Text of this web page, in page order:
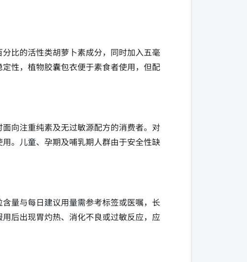
比的活性类胡萝卜素成分，同时加入五毫
性，植物胶囊包衣便于素食者使用，但配
向注重纯素及无过敏源配方的消费者。对
。儿童、孕期及哺乳期人群由于安全性缺
量与每日建议用量需参考标签或医嘱，长
后出现胃灼热、消化不良或过敏反应，应